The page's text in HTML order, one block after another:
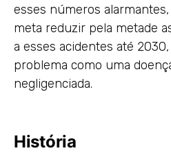
esses números
meta reduzir pela metade
a esses acidentes até
problema como uma
negligenciada.
História